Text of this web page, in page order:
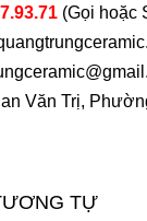
(Gọi hoặc
Văn Trị,
TỰ